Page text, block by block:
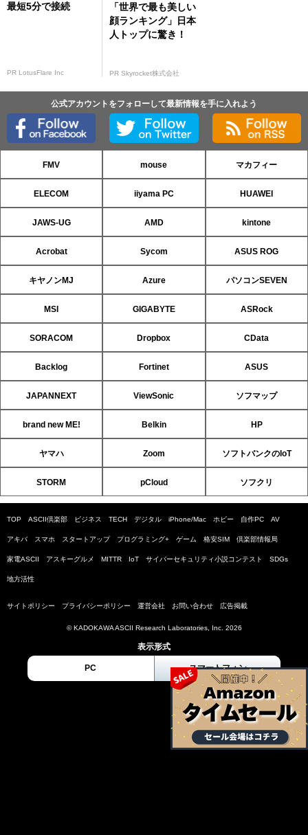
最短5分で接続
PR LotusFlare Inc
「世界で最も美しい
顔ランキング」日本
人トップに驚き！
PR Skyrocket株式会社
公式アカウントをフォローして最新情報を手に入れよう
FMV mouse マカフィー
ELECOM iiyama PC HUAWEI
JAWS-UG AMD kintone
Acrobat Sycom ASUS ROG
キヤノンMJ Azure パソコンSEVEN
MSI GIGABYTE ASRock
SORACOM Dropbox CData
Backlog Fortinet ASUS
JAPANNEXT ViewSonic ソフマップ
brand new ME! Belkin HP
ヤマハ Zoom ソフトバンクのIoT
STORM pCloud ソフクリ
TOP ASCII倶楽部 ビジネス TECH デジタル iPhone/Mac ホビー 自作PC AV
アキバ スマホ スタートアップ プログラミング+ ゲーム 格安SIM 倶楽部情報局
家電ASCII アスキーグルメ MITTR IoT サイバーセキュリティ小説コンテスト SDGs
地方活性
サイトポリシー プライバシーポリシー 運営会社 お問い合わせ 広告掲載
© KADOKAWA ASCII Research Laboratories, Inc. 2026
表示形式
PC スマートフォン